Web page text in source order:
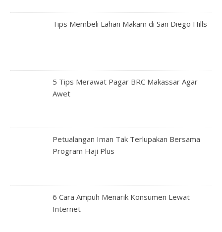
Tips Membeli Lahan Makam di San Diego Hills
5 Tips Merawat Pagar BRC Makassar Agar
Awet
Petualangan Iman Tak Terlupakan Bersama
Program Haji Plus
6 Cara Ampuh Menarik Konsumen Lewat
Internet